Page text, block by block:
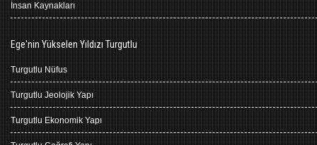
İnsan Kaynakları
Ege'nin Yükselen Yıldızı Turgutlu
Turgutlu Nüfus
Turgutlu Jeolojik Yapı
Turgutlu Ekonomik Yapı